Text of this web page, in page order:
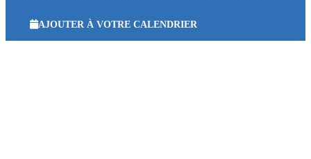
AJOUTER À VOTRE CALENDRIER